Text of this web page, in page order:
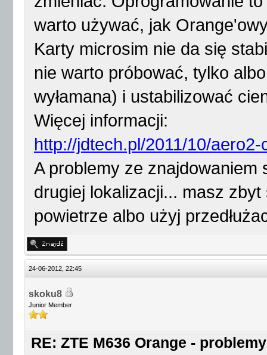
warto używać, jak
Karty microsim nie da się
nie warto próbować, tylko
wyłamana) i ustabilizować
Więcej informacji:
http://jdtech.pl/2011/10/
A problemy ze
drugiej lokalizacji... masz zbyt
powietrze albo użyj
24-06-2012, 22:45
skoku8
Junior Member
RE: ZTE M636 Orange -